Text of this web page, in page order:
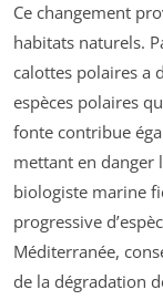
Ce changement
habitats naturels.
calottes polaires a
espèces polaires
fonte contribue
mettant en danger
biologiste marine
progressive
Méditerranée,
de la dégradation